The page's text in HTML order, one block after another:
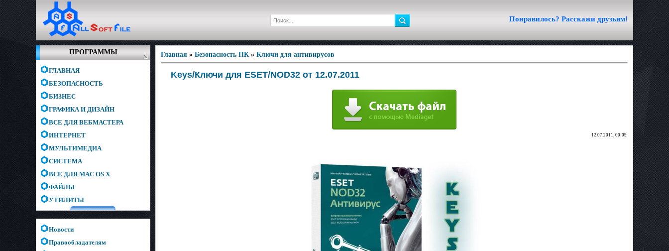
Понравилось? Расскажи друзьям!
ПРОГРАММЫ
ГЛАВНАЯ
БЕЗОПАСНОСТЬ
БИЗНЕС
ГРАФИКА И ДИЗАЙН
ВСЕ ДЛЯ ВЕБМАСТЕРА
ИНТЕРНЕТ
МУЛЬТИМЕДИА
СИСТЕМА
ВСЕ ДЛЯ MAC OS X
ФАЙЛЫ
УТИЛИТЫ
Новости
Правообладателям
Главная » Безопасность ПК » Ключи для антивирусов
Keys/Ключи для ESET/NOD32 от 12.07.2011
12.07.2011, 00:09